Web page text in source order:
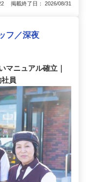
掲載終了日： 2026/08/31
フ／深夜
マニュアル確立｜
員